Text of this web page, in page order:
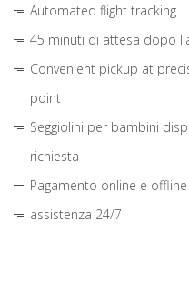
Automated flight tracking
45 minuti di attesa dopo
Convenient pickup at
point
Seggiolini per bambini
richiesta
Pagamento online e offline
assistenza 24/7